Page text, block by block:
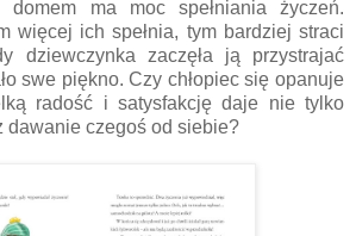
ma moc spełniania życzeń.
więcej ich spełnia, tym bardziej straci
dziewczynka zaczęła ją przystrajać
swe piękno. Czy chłopiec się opanuje
radość i satysfakcję daje nie tylko
dawanie czegoś od siebie?